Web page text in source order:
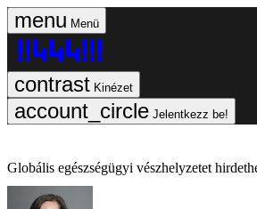
Menü
Kinézet
Jelentkezz be!
Globális egészségügyi vészhelyzetet